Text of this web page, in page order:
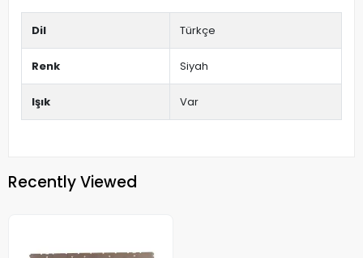
Dil Türkçe
Renk Siyah
Işık Var
Recently Viewed